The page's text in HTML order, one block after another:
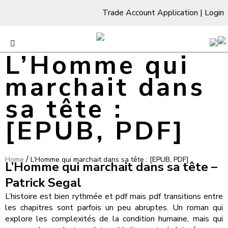
Trade Account Application | Login
L’Homme qui
marchait dans
sa tête :
[EPUB, PDF]
Home / L’Homme qui marchait dans sa tête : [EPUB, PDF]
L’Homme qui marchait dans sa tête –
Patrick Segal
L’histoire est bien rythmée et pdf mais pdf transitions entre
les chapitres sont parfois un peu abruptes. Un roman qui
explore les complexités de la condition humaine, mais qui